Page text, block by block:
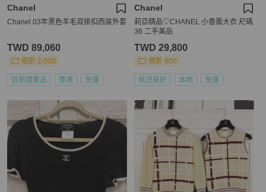
Chanel
Chanel 03年黑色羊毛双排扣西装外套
TWD 89,060
現折 2,000
近新閒置品 香港 免運
Chanel
莉亞精品♡CHANEL 小香風大衣 尺碼
36 二手美品
TWD 29,800
現折 800
狀況良好 本地 免運